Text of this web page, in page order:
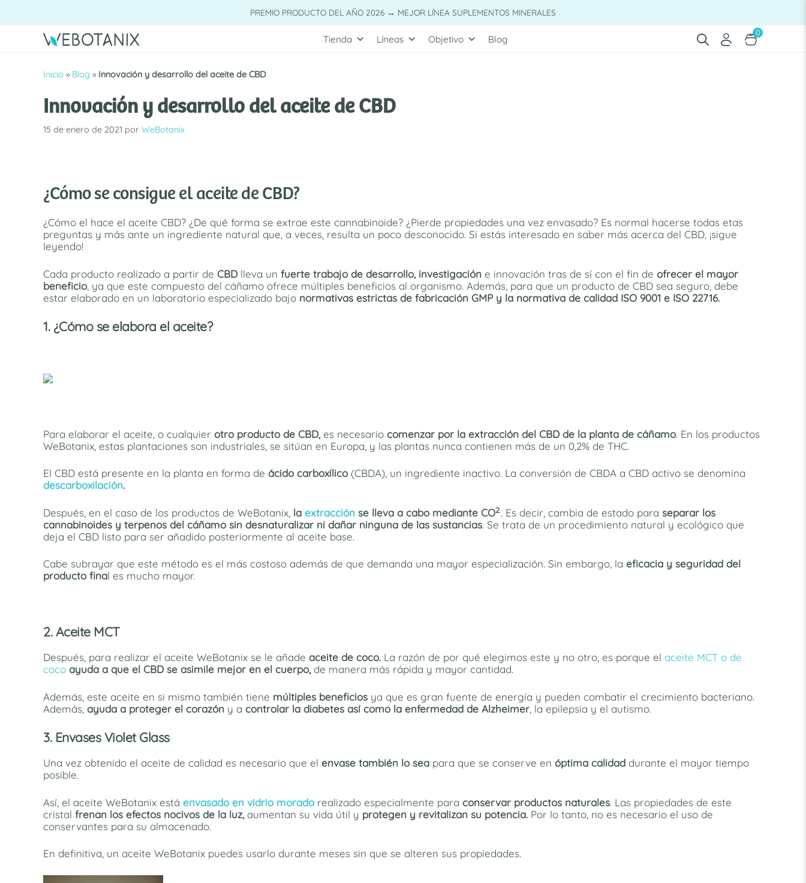
contenido
PREMIO PRODUCTO DEL AÑO 2026 → MEJOR LÍNEA SUPLEMENTOS MINERALES
Tienda Líneas Objetivo Blog
0
Inicio » Blog » Innovación y desarrollo del aceite de CBD
Innovación y desarrollo del aceite de CBD
15 de enero de 2021 por WeBotanix
¿Cómo se consigue el aceite de CBD?
¿Cómo el hace el aceite CBD? ¿De qué forma se extrae este cannabinoide? ¿Pierde propiedades una vez envasado? Es normal hacerse todas etas
preguntas y más ante un ingrediente natural que, a veces, resulta un poco desconocido. Si estás interesado en saber más acerca del CBD, ¡sigue
leyendo!
Cada producto realizado a partir de CBD lleva un fuerte trabajo de desarrollo, investigación e innovación tras de sí con el fin de ofrecer el mayor
beneficio , ya que este compuesto del cáñamo ofrece múltiples beneficios al organismo. Además, para que un producto de CBD sea seguro, debe
estar elaborado en un laboratorio especializado bajo normativas estrictas de fabricación GMP y la normativa de calidad ISO 9001 e ISO 22716.
1. ¿Cómo se elabora el aceite?
Para elaborar el aceite, o cualquier otro producto de CBD, es necesario comenzar por la extracción del CBD de la planta de cáñamo. En los productos
WeBotanix, estas plantaciones son industriales, se sitúan en Europa, y las plantas nunca contienen más de un 0,2% de THC.
El CBD está presente en la planta en forma de ácido carboxílico (CBDA), un ingrediente inactivo. La conversión de CBDA a CBD activo se denomina
descarboxilación.
Después, en el caso de los productos de WeBotanix, la extracción se lleva a cabo mediante CO2. Es decir, cambia de estado para separar los
cannabinoides y terpenos del cáñamo sin desnaturalizar ni dañar ninguna de las sustancias. Se trata de un procedimiento natural y ecológico que
deja el CBD listo para ser añadido posteriormente al aceite base.
Cabe subrayar que este método es el más costoso además de que demanda una mayor especialización. Sin embargo, la eficacia y seguridad del
producto final es mucho mayor.
2. Aceite MCT
Después, para realizar el aceite WeBotanix se le añade aceite de coco. La razón de por qué elegimos este y no otro, es porque el aceite MCT o de
coco ayuda a que el CBD se asimile mejor en el cuerpo,de manera más rápida y mayor cantidad.
Además, este aceite en si mismo también tiene múltiples beneficios ya que es gran fuente de energía y pueden combatir el crecimiento bacteriano.
Además, ayuda a proteger el corazón y a controlar la diabetes así como la enfermedad de Alzheimer , la epilepsia y el autismo.
3. Envases Violet Glass
Una vez obtenido el aceite de calidad es necesario que el envase también lo sea para que se conserve en óptima calidad durante el mayor tiempo
posible.
Así, el aceite WeBotanix está envasado en vidrio morado realizado especialmente para conservar productos naturales. Las propiedades de este
cristal frenan los efectos nocivos de la luz, aumentan su vida útil y protegen y revitalizan su potencia. Por lo tanto, no es necesario el uso de
conservantes para su almacenado.
En definitiva, un aceite WeBotanix puedes usarlo durante meses sin que se alteren sus propiedades.